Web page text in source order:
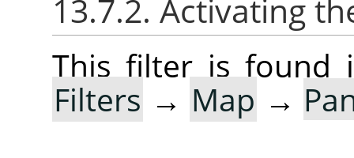
13.7.2. Activating
This filter is found
Filters → Map →